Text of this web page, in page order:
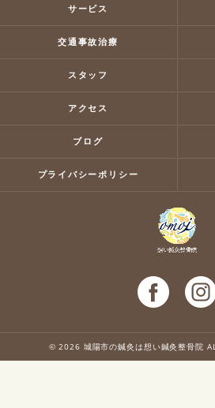
サービス
交通事故治療
スタッフ
アクセス
ブログ
プライバシーポリシー
© 2026 城陽市の鍼灸は想い鍼灸整骨院